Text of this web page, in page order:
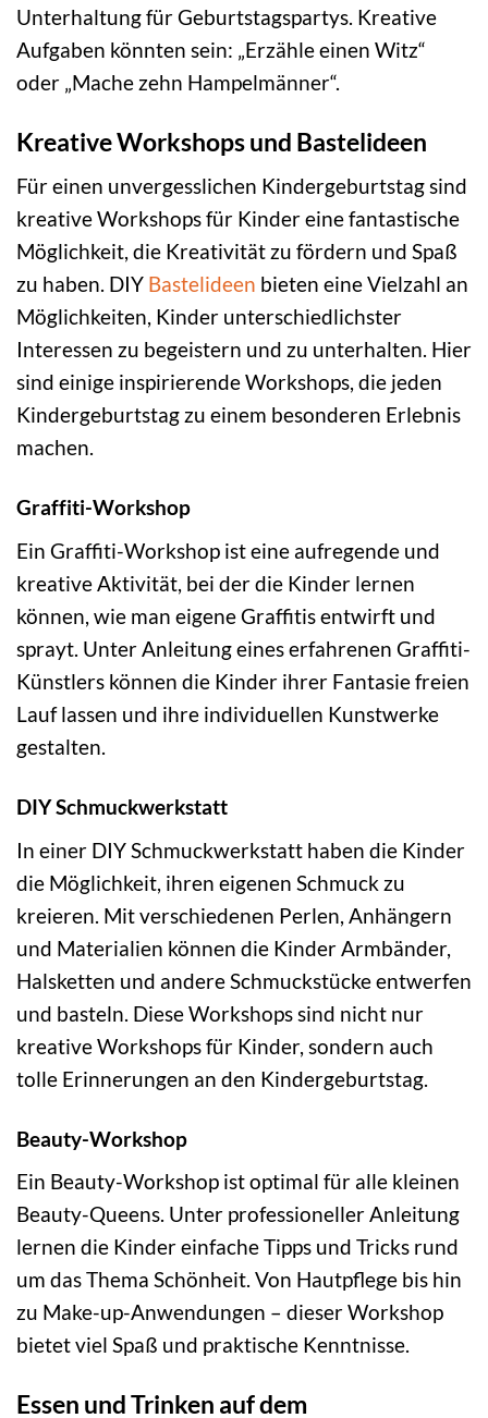
Unterhaltung für Geburtstagspartys. Kreative
Aufgaben könnten sein: „Erzähle einen Witz“
oder „Mache zehn Hampelmänner“.
Kreative Workshops und Bastelideen
Für einen unvergesslichen Kindergeburtstag sind
kreative Workshops für Kinder eine fantastische
Möglichkeit, die Kreativität zu fördern und Spaß
zu haben. DIY Bastelideen bieten eine Vielzahl an
Möglichkeiten, Kinder unterschiedlichster
Interessen zu begeistern und zu unterhalten. Hier
sind einige inspirierende Workshops, die jeden
Kindergeburtstag zu einem besonderen Erlebnis
machen.
Graffiti-Workshop
Ein Graffiti-Workshop ist eine aufregende und
kreative Aktivität, bei der die Kinder lernen
können, wie man eigene Graffitis entwirft und
sprayt. Unter Anleitung eines erfahrenen Graffiti-
Künstlers können die Kinder ihrer Fantasie freien
Lauf lassen und ihre individuellen Kunstwerke
gestalten.
DIY Schmuckwerkstatt
In einer DIY Schmuckwerkstatt haben die Kinder
die Möglichkeit, ihren eigenen Schmuck zu
kreieren. Mit verschiedenen Perlen, Anhängern
und Materialien können die Kinder Armbänder,
Halsketten und andere Schmuckstücke entwerfen
und basteln. Diese Workshops sind nicht nur
kreative Workshops für Kinder, sondern auch
tolle Erinnerungen an den Kindergeburtstag.
Beauty-Workshop
Ein Beauty-Workshop ist optimal für alle kleinen
Beauty-Queens. Unter professioneller Anleitung
lernen die Kinder einfache Tipps und Tricks rund
um das Thema Schönheit. Von Hautpflege bis hin
zu Make-up-Anwendungen – dieser Workshop
bietet viel Spaß und praktische Kenntnisse.
Essen und Trinken auf dem